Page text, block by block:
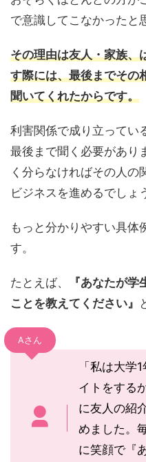
で意識してこなかったと
その理由は友人・家族、
す際には、最後までその
聞いてくれたからです。
利害関係で成り立ってい
最後まで聞く必要があり
く分らなければその人の
ビジネスを進めるでしょ
もっと分かりやすい具体
す。
たとえば、
『あなたが
ことを教えてください』
Aさん
「私は大学
イトをする
に友人の紹
めました。
に笑顔で『